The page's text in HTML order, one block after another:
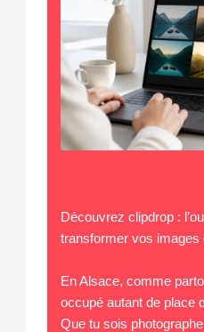
Découvrez clipdrop :
transformer vos images
En Alsace, comme
occupé autant de place
Que tu sois